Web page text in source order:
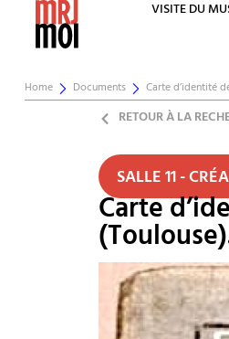
VISITE DU
Home Documents Carte d’identité
RETOUR À LA
SALLE 11 -
Carte